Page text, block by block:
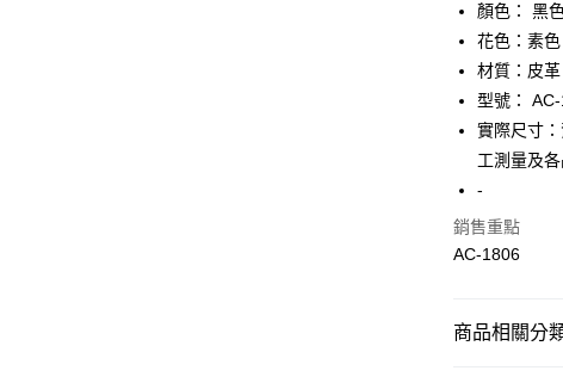
相關說明
【關於「
AFTEE先享後
便利好安心！
１．簡單：不
２．便利：只
【「AFTEE先
付」結帳頁面
２．訂單成立
絡購買商品的
運送方式
全家取貨付款
免運費
免運費
顏色： 黑
花色：素色
材質：皮革
型號：
實際尺寸
工測量及
-
銷售重點
AC-1806
商品相關分